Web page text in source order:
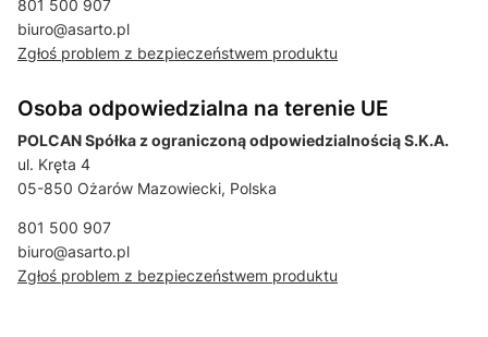
801 500 907
biuro@asarto.pl
Zgłoś problem z bezpieczeństwem produktu
Osoba odpowiedzialna na terenie UE
POLCAN Spółka z ograniczoną odpowiedzialnością S.K.A.
ul. Kręta 4
05-850 Ożarów Mazowiecki, Polska
801 500 907
biuro@asarto.pl
Zgłoś problem z bezpieczeństwem produktu